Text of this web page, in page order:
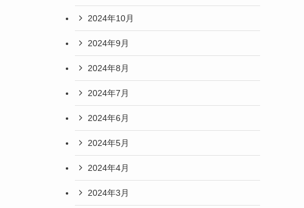
2024年10月
2024年9月
2024年8月
2024年7月
2024年6月
2024年5月
2024年4月
2024年3月